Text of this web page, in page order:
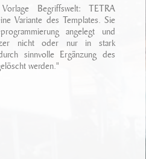
Begriffswelt: TETRA
Variante des Templates. Sie
angelegt und
nicht oder nur in stark
sinnvolle Ergänzung des
werden."